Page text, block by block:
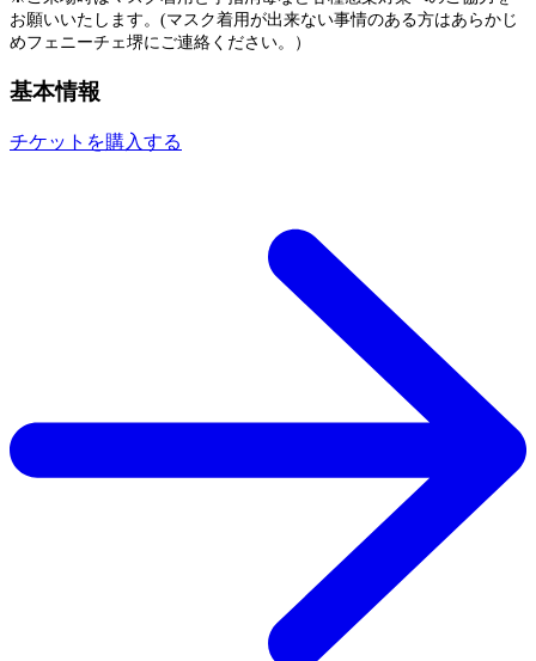
お願いいたします。(マスク着用が出来ない事情のある方はあらかじ
めフェニーチェ堺にご連絡ください。）
基本情報
チケットを購入する